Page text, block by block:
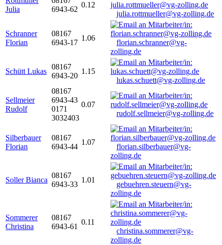
Julia
6943-62
0.12
julia.rottmueller@vg-zolling.de
Schranner
Florian
08167
6943-17
1.06
florian.schranner@vg-
zolling.de
Schütt Lukas
08167
6943-20
1.15
lukas.schuett@vg-zolling.de
Sellmeier
Rudolf
08167
6943-43
0171
3032403
0.07
rudolf.sellmeier@vg-zolling.de
Silberbauer
Florian
08167
6943-44
1.07
florian.silberbauer@vg-
zolling.de
Soller Bianca
08167
6943-33
1.01
gebuehren.steuern@vg-
zolling.de
Sommerer
Christina
08167
6943-61
0.11
christina.sommerer@vg-
zolling.de